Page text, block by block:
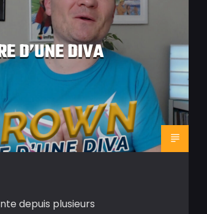
D’UNE DIVA
depuis plusieurs